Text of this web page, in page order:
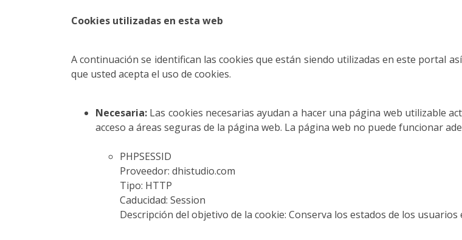
Cookies utilizadas en esta web
A continuación se identifican las cookies que están siendo utilizadas en este portal
que usted acepta el uso de cookies.
Necesaria: Las cookies necesarias ayudan a hacer una página web utilizable
acceso a áreas seguras de la página web. La página web no puede funcionar
PHPSESSID
Proveedor: dhistudio.com
Tipo: HTTP
Caducidad: Session
Descripción del objetivo de la cookie: Conserva los estados de los